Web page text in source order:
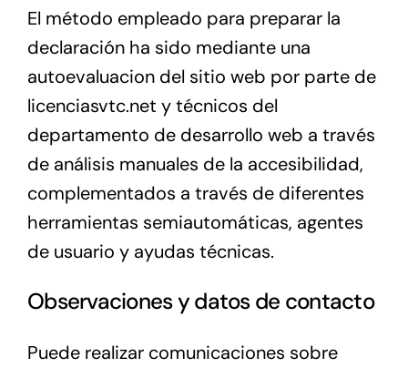
El método empleado para preparar la
declaración ha sido mediante una
autoevaluacion del sitio web por parte de
licenciasvtc.net y técnicos del
departamento de desarrollo web a través
de análisis manuales de la accesibilidad,
complementados a través de diferentes
herramientas semiautomáticas, agentes
de usuario y ayudas técnicas.
Observaciones y datos de contacto
Puede realizar comunicaciones sobre